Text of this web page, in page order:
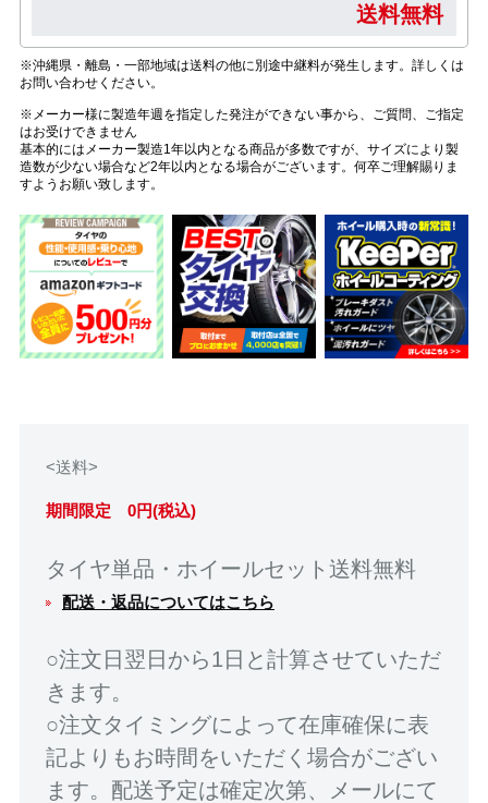
送料無料
※沖縄県・離島・一部地域は送料の他に別途中継料が発生します。詳しくは
お問い合わせください。
※メーカー様に製造年週を指定した発注ができない事から、ご質問、ご指定
はお受けできません
基本的にはメーカー製造1年以内となる商品が多数ですが、サイズにより製
造数が少ない場合など2年以内となる場合がございます。何卒ご理解賜りま
すようお願い致します。
<送料>
期間限定 0円(税込)
タイヤ単品・ホイールセット送料無料
配送・返品についてはこちら
○注文日翌日から1日と計算させていただ
きます。
○注文タイミングによって在庫確保に表
記よりもお時間をいただく場合がござい
ます。配送予定は確定次第、メールにて